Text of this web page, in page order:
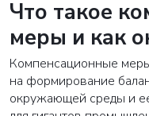
Что такое
меры и как
Компенсационные
на формирование
окружающей среды и